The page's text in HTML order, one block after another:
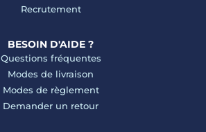
Recrutement
BESOIN D'AIDE ?
Questions fréquentes
Modes de livraison
Modes de règlement
Demander un retour